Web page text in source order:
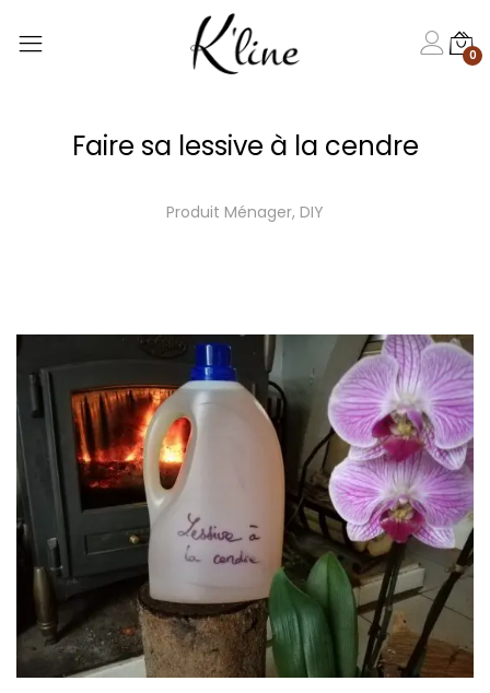
0
Faire sa lessive à la cendre
Produit Ménager, DIY